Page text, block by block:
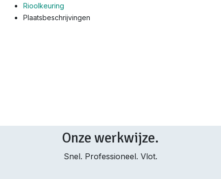
Rioolkeuring
Plaatsbeschrijvingen
Onze werkwijze.
Snel. Professioneel. Vlot.